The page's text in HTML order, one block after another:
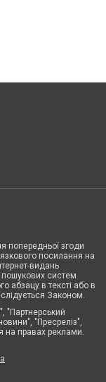
попередньої згоди
посилання на
видань
систем
абзацу в тексті або в
Законом.
"Партнерський
"Пресреліз",
на правах реклами.